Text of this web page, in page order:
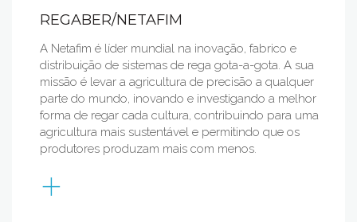
REGABER/NETAFIM
A Netafim é líder mundial na inovação, fabrico e
distribuição de sistemas de rega gota-a-gota. A sua
missão é levar a agricultura de precisão a qualquer
parte do mundo, inovando e investigando a melhor
forma de regar cada cultura, contribuindo para uma
agricultura mais sustentável e permitindo que os
produtores produzam mais com menos.
+